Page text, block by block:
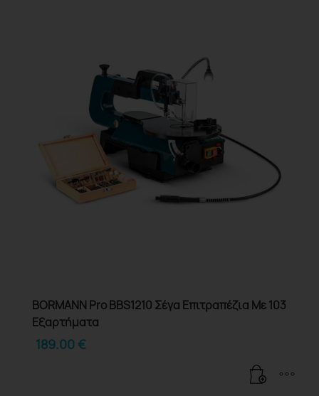
BORMANN Pro BBS1210 Σέγα Επιτραπέζια Με 103
Εξαρτήματα
189.00€